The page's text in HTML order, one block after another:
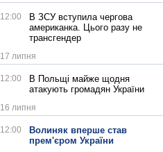
12:00
В ЗСУ вступила чергова
американка. Цього разу не
трансгендер
17 липня
12:00
В Польщі майже щодня
атакують громадян України
16 липня
12:00
Волиняк вперше став
прем'єром України